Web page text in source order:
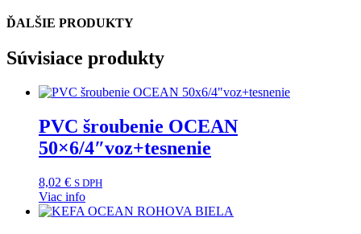
ĎALŠIE PRODUKTY
Súvisiace produkty
PVC šroubenie OCEAN
50×6/4″voz+tesnenie
8,02 € S DPH
Viac info